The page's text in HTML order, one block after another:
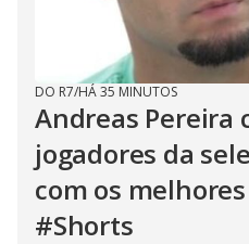
DO R7/HÁ 35 MINUTOS
Andreas Pereira
jogadores da
com os
#Shorts